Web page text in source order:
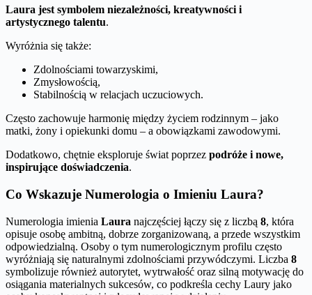
Laura jest symbolem niezależności, kreatywności i
artystycznego talentu.
Wyróżnia się także:
Zdolnościami towarzyskimi,
Zmysłowością,
Stabilnością w relacjach uczuciowych.
Często zachowuje harmonię między życiem rodzinnym – jako
matki, żony i opiekunki domu – a obowiązkami zawodowymi.
Dodatkowo, chętnie eksploruje świat poprzez podróże i nowe,
inspirujące doświadczenia.
Co Wskazuje Numerologia o Imieniu Laura?
Numerologia imienia Laura najczęściej łączy się z liczbą 8, która
opisuje osobę ambitną, dobrze zorganizowaną, a przede wszystkim
odpowiedzialną. Osoby o tym numerologicznym profilu często
wyróżniają się naturalnymi zdolnościami przywódczymi. Liczba 8
symbolizuje również autorytet, wytrwałość oraz silną motywację do
osiągania materialnych sukcesów, co podkreśla cechy Laury jako